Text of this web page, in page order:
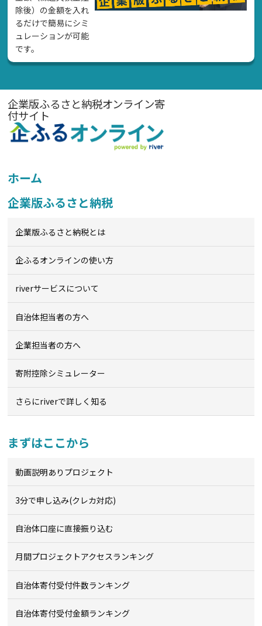
除後）の金額を入れ
るだけで簡易にシミ
ュレーションが可能
です。
企業版ふるさと納税オンライン寄
付サイト
ホーム
企業版ふるさと納税
企業版ふるさと納税とは
企ふるオンラインの使い方
riverサービスについて
自治体担当者の方へ
企業担当者の方へ
寄附控除シミュレーター
さらにriverで詳しく知る
まずはここから
動画説明ありプロジェクト
3分で申し込み(クレカ対応)
自治体口座に直接振り込む
月間プロジェクトアクセスランキング
自治体寄付受付件数ランキング
自治体寄付受付金額ランキング